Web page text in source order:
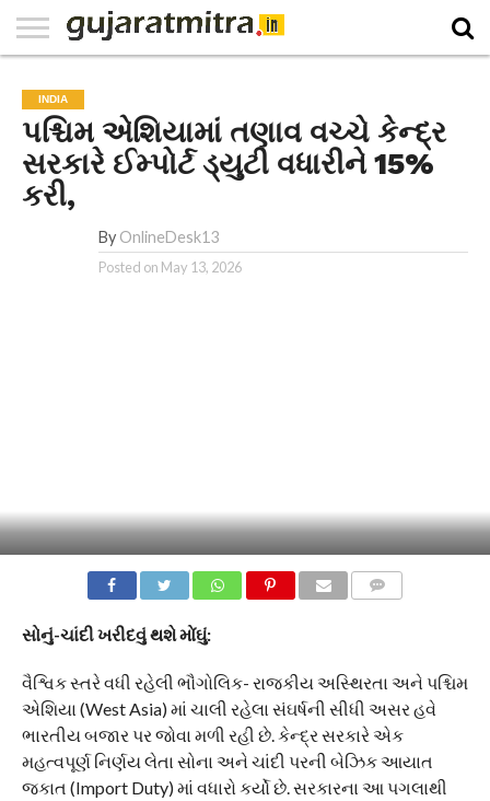
PAPER
NATIONAL
WORLD
BUSINESS
SPORTS
GUJARAT
OPINION
MORE
INDIA
​પશ્ચિમ એશિયામાં તણાવ વચ્ચે કેન્દ્ર
સરકારે ઈમ્પોર્ટ ડ્યુટી વધારીને 15%
કરી,
By OnlineDesk13
Posted on May 13, 2026
સોનું-ચાંદી ખરીદવું થશે મોંઘું:
વૈશ્વિક સ્તરે વધી રહેલી ભૌગોલિક- રાજકીય અસ્થિરતા અને પશ્ચિમ
એશિયા (West Asia) માં ચાલી રહેલા સંઘર્ષની સીધી અસર હવે
ભારતીય બજાર પર જોવા મળી રહી છે. કેન્દ્ર સરકારે એક
મહત્વપૂર્ણ નિર્ણય લેતા સોના અને ચાંદી પરની બેઝિક આયાત
જકાત (Import Duty) માં વધારો કર્યો છે. સરકારના આ પગલાથી